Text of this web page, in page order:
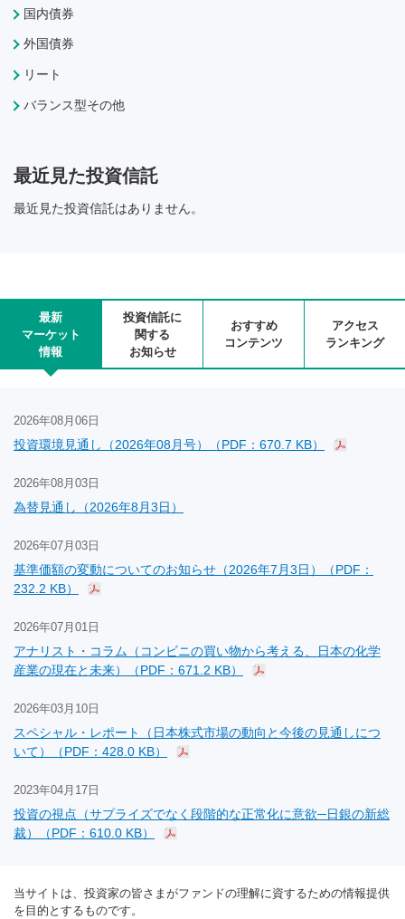
国内債券
外国債券
リート
バランス型その他
最近見た投資信託
最近見た投資信託はありません。
最新
マーケット
情報
投資信託に
関する
お知らせ
おすすめ
コンテンツ
アクセス
ランキング
2026年08月06日
投資環境見通し（2026年08月号）（PDF：670.7 KB）
2026年08月03日
為替見通し（2026年8月3日）
2026年07月03日
基準価額の変動についてのお知らせ（2026年7月3日）（PDF：
232.2 KB）
2026年07月01日
アナリスト・コラム（コンビニの買い物から考える、日本の化学
産業の現在と未来）（PDF：671.2 KB）
2026年03月10日
スペシャル・レポート（日本株式市場の動向と今後の見通しにつ
いて）（PDF：428.0 KB）
2023年04月17日
投資の視点（サプライズでなく段階的な正常化に意欲─日銀の新総
裁）（PDF：610.0 KB）
当サイトは、投資家の皆さまがファンドの理解に資するための情報提供
を目的とするものです。